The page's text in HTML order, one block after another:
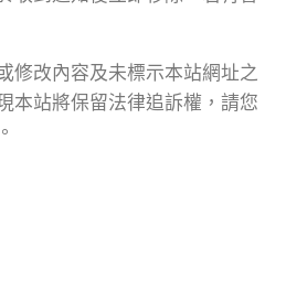
修改內容及未標示本站網址之
本站將保留法律追訴權，請您